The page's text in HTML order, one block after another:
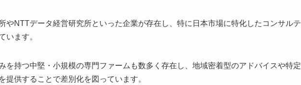
やNTTデータ経営研究所といった企業が存在し、特に日本市場に特化したコンサルテ
います。
を持つ中堅・小規模の専門ファームも数多く存在し、地域密着型のアドバイスや特定
提供することで差別化を図っています。